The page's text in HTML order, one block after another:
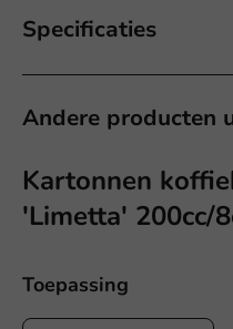
Specificaties
Andere producten
Kartonnen
'Limetta' 200cc/
Toepassing